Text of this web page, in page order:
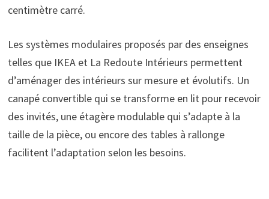
centimètre carré.
Les systèmes modulaires proposés par des enseignes
telles que IKEA et La Redoute Intérieurs permettent
d’aménager des intérieurs sur mesure et évolutifs. Un
canapé convertible qui se transforme en lit pour recevoir
des invités, une étagère modulable qui s’adapte à la
taille de la pièce, ou encore des tables à rallonge
facilitent l’adaptation selon les besoins.